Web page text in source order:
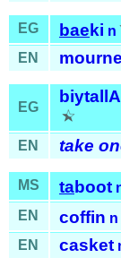
EG bae ki n
EN
EG
EN take
MS taboot
EN coffin n
EN
casket